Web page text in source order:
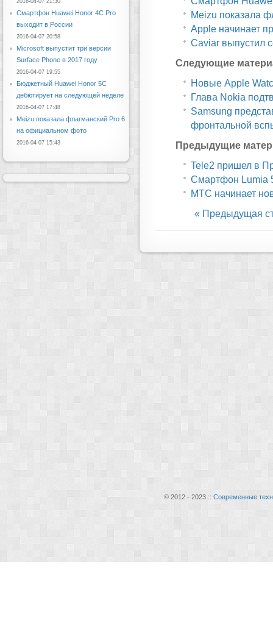
Meizu показала
Apple начинает
Caviar выпустил
Следующие
Новые Apple
Глава Nokia
Samsung
фронтальной
Предыдущие
Tele2 пришел в
Смартфон Lumia
МТС начинает
« Предыдущая
2016-04-07 21:30
Смартфон Huawei Honor 4C Pro
выходит в России
2016-04-07 20:58
Microsoft выпустит три версии
Surface Phone в 2017 году
2016-04-07 19:55
Бюджетный Huawei Honor 5C
дебютирует на следующей неделе
2016-04-07 17:48
Meizu показала флагманский Pro 6
на официальном фото
2016-04-07 15:43
© 2012 - 2023 :: Современные